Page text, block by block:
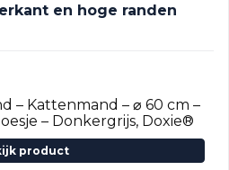
en hoge randen
– Kattenmand – ⌀ 60 cm –
– Donkergrijs, Doxie®
product